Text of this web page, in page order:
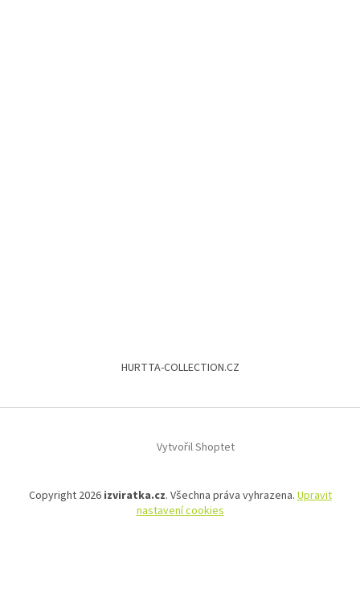
HURTTA-COLLECTION.CZ
Vytvořil Shoptet
Copyright 2026 izviratka.cz. Všechna práva vyhrazena. Upravit
nastavení cookies